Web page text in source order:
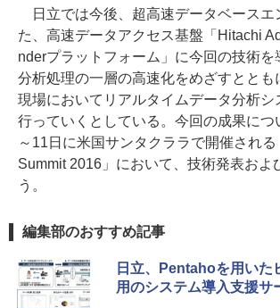
日立では今後、超高速データベースエ
た、高速データアクセス基盤「Hitachi
nderプラットフォーム」に今回の技術を
分析処理の一層の高速化をめざすととも
現場においてリアルタイムデータ分析シ
行っていくとしている。今回の成果につ
～11日に米国サンタクララで開催され
Summit 2016」において、技術発表およ
う。
編集部のおすすめ記事
日立、Pentahoを用いた
用のシステム導入支援サ